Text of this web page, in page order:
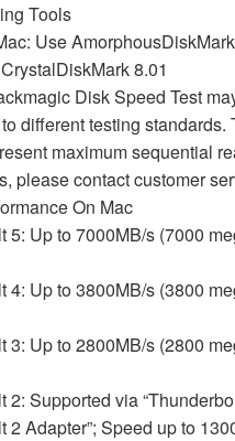
Tools
Use
8.01
Disk Speed Test
different testing standards.
maximum sequential
please contact customer
On Mac
5: Up to 7000MB/s (7000
4: Up to 3800MB/s (3800
3: Up to 2800MB/s (2800
2: Supported via
2 Adapter”; Speed up to